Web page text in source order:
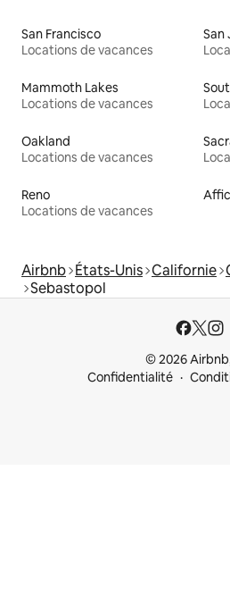
San Francisco
Locations de vacances
San
Mammoth Lakes
Locations de vacances
Oakland
Locations de vacances
Reno
Locations de vacances
Airbnb États-Unis Californie
Sebastopol
© 2026
Confidentialité